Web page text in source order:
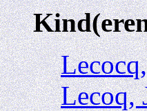
Lecoq,